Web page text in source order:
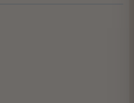
gerust nog 15